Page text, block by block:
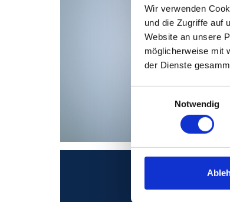
Wir verwenden
und die Zugriffe auf
Website an unsere
möglicherweise mit
der Dienste
Notwendig